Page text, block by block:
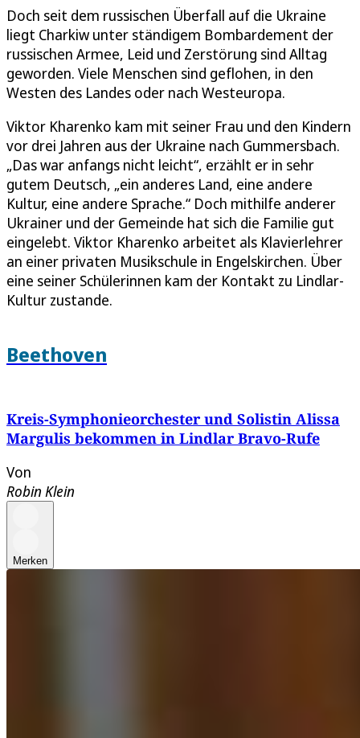
Doch seit dem russischen Überfall auf die Ukraine
liegt Charkiw unter ständigem Bombardement der
russischen Armee, Leid und Zerstörung sind Alltag
geworden. Viele Menschen sind geflohen, in den
Westen des Landes oder nach Westeuropa.
Viktor Kharenko kam mit seiner Frau und den Kindern
vor drei Jahren aus der Ukraine nach Gummersbach.
„Das war anfangs nicht leicht“, erzählt er in sehr
gutem Deutsch, „ein anderes Land, eine andere
Kultur, eine andere Sprache.“ Doch mithilfe anderer
Ukrainer und der Gemeinde hat sich die Familie gut
eingelebt. Viktor Kharenko arbeitet als Klavierlehrer
an einer privaten Musikschule in Engelskirchen. Über
eine seiner Schülerinnen kam der Kontakt zu Lindlar-
Kultur zustande.
Beethoven
Kreis-Symphonieorchester und Solistin Alissa
Margulis bekommen in Lindlar Bravo-Rufe
Von
Robin Klein
Merken